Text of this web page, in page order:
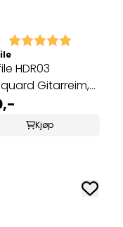
Karakter: 5.0 av 5
HDR03
Gitarreim,
Kjøp